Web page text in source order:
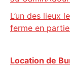
L’un des lieux
ferme en
Location de